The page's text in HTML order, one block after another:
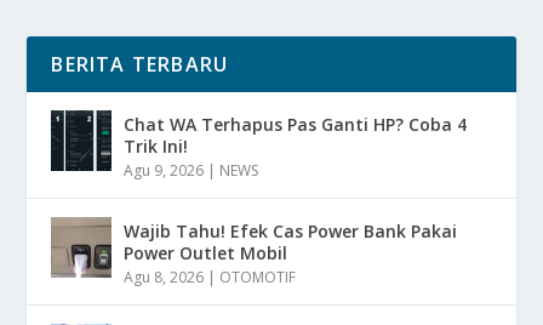
BERITA TERBARU
Chat WA Terhapus Pas Ganti HP? Coba 4
Trik Ini!
Agu 9, 2026 | NEWS
Wajib Tahu! Efek Cas Power Bank Pakai
Power Outlet Mobil
Agu 8, 2026 | OTOMOTIF